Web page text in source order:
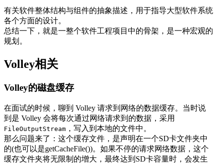
有关软件整体结构与组件的抽象描述，用于指导大型软件系统
各个方面的设计。
总结一下，就是一整个软件工程项目中的骨架，是一种宏观的
规划。
Volley相关
Volley的磁盘缓存
在面试的时候，聊到 Volley 请求到网络的数据缓存。当时说
到是 Volley 会将每次通过网络请求到的数据，采用
FileOutputStream ，写入到本地的文件中。
那么问题来了：这个缓存文件，是声明在一个SD卡文件夹中
的(也可以是getCacheFile())。如果不停的请求网络数据，这个
缓存文件夹将无限制的增大，最终达到SD卡容量时，会发生